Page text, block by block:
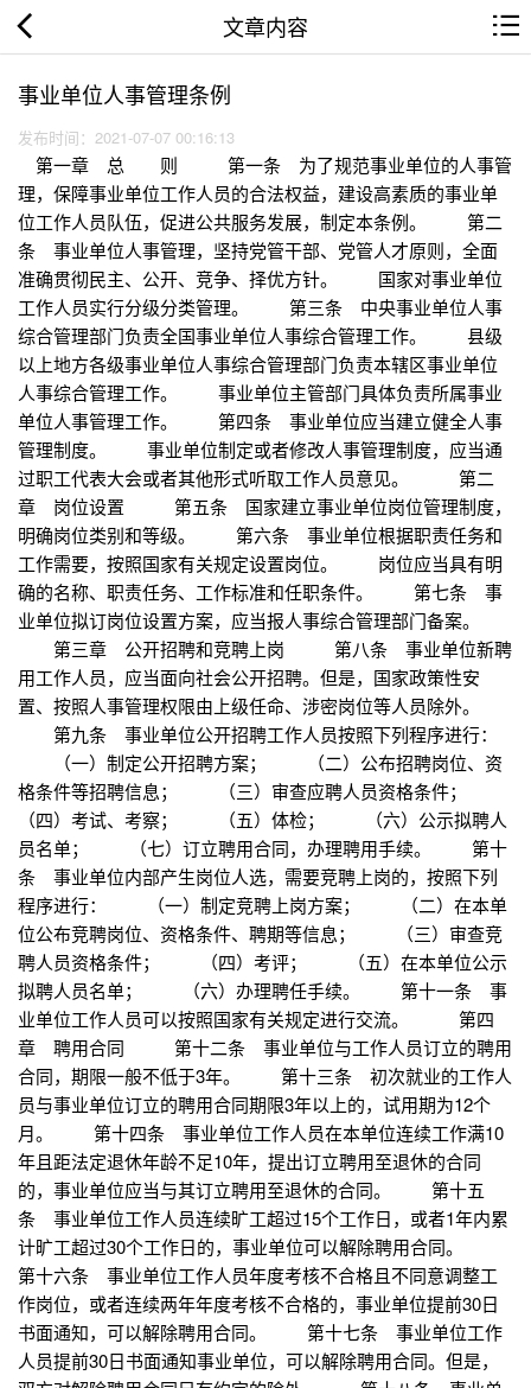
文章内容
事业单位人事管理条例
发布时间：2021-07-07 00:16:13
第一章 总 则 第一条 为了规范事业单位的人事管
理，保障事业单位工作人员的合法权益，建设高素质的事业单
位工作人员队伍，促进公共服务发展，制定本条例。 第二
条 事业单位人事管理，坚持党管干部、党管人才原则，全面
准确贯彻民主、公开、竞争、择优方针。 国家对事业单位
工作人员实行分级分类管理。 第三条 中央事业单位人事
综合管理部门负责全国事业单位人事综合管理工作。 县级
以上地方各级事业单位人事综合管理部门负责本辖区事业单位
人事综合管理工作。 事业单位主管部门具体负责所属事业
单位人事管理工作。 第四条 事业单位应当建立健全人事
管理制度。 事业单位制定或者修改人事管理制度，应当通
过职工代表大会或者其他形式听取工作人员意见。 第二
章 岗位设置 第五条 国家建立事业单位岗位管理制度，
明确岗位类别和等级。 第六条 事业单位根据职责任务和
工作需要，按照国家有关规定设置岗位。 岗位应当具有明
确的名称、职责任务、工作标准和任职条件。 第七条 事
业单位拟订岗位设置方案，应当报人事综合管理部门备案。
第三章 公开招聘和竞聘上岗 第八条 事业单位新聘
用工作人员，应当面向社会公开招聘。但是，国家政策性安
置、按照人事管理权限由上级任命、涉密岗位等人员除外。
第九条 事业单位公开招聘工作人员按照下列程序进行：
（一）制定公开招聘方案； （二）公布招聘岗位、资
格条件等招聘信息； （三）审查应聘人员资格条件；
（四）考试、考察； （五）体检； （六）公示拟聘人
员名单； （七）订立聘用合同，办理聘用手续。 第十
条 事业单位内部产生岗位人选，需要竞聘上岗的，按照下列
程序进行： （一）制定竞聘上岗方案； （二）在本单
位公布竞聘岗位、资格条件、聘期等信息； （三）审查竞
聘人员资格条件； （四）考评； （五）在本单位公示
拟聘人员名单； （六）办理聘任手续。 第十一条 事
业单位工作人员可以按照国家有关规定进行交流。 第四
章 聘用合同 第十二条 事业单位与工作人员订立的聘用
合同，期限一般不低于3年。 第十三条 初次就业的工作人
员与事业单位订立的聘用合同期限3年以上的，试用期为12个
月。 第十四条 事业单位工作人员在本单位连续工作满10
年且距法定退休年龄不足10年，提出订立聘用至退休的合同
的，事业单位应当与其订立聘用至退休的合同。 第十五
条 事业单位工作人员连续旷工超过15个工作日，或者1年内累
计旷工超过30个工作日的，事业单位可以解除聘用合同。
第十六条 事业单位工作人员年度考核不合格且不同意调整工
作岗位，或者连续两年年度考核不合格的，事业单位提前30日
书面通知，可以解除聘用合同。 第十七条 事业单位工作
人员提前30日书面通知事业单位，可以解除聘用合同。但是，